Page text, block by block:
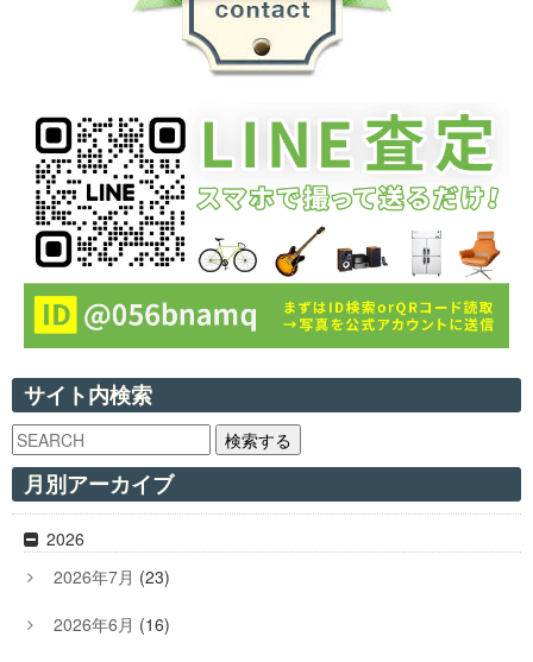
サイト内検索
検索する
月別アーカイブ
2026
2026年7月 (23)
2026年6月 (16)